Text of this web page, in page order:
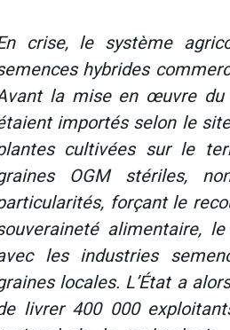
crise, le système
hybrides
la mise en œuvre du
importés selon le
cultivées sur le
OGM stériles,
forçant le
alimentaire,
les industries
locales. L’État a
livrer 400 000